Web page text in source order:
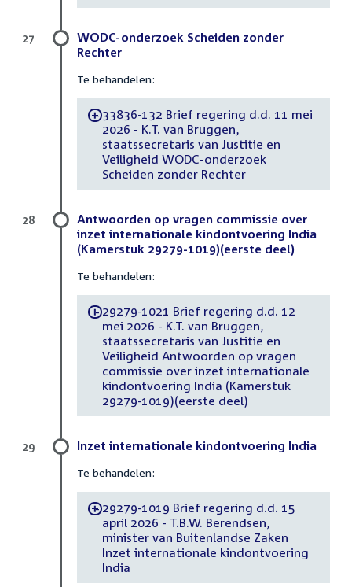
WODC-onderzoek Scheiden zonder
Rechter
Te behandelen:
-33836-132 Brief regering d.d. 11 mei
2026 - K.T. van Bruggen,
staatssecretaris van Justitie en
Veiligheid WODC-onderzoek
Scheiden zonder Rechter
27
Antwoorden op vragen commissie over
inzet internationale kindontvoering India
(Kamerstuk 29279-1019)(eerste deel)
Te behandelen:
-29279-1021 Brief regering d.d. 12
mei 2026 - K.T. van Bruggen,
staatssecretaris van Justitie en
Veiligheid Antwoorden op vragen
commissie over inzet internationale
kindontvoering India (Kamerstuk
29279-1019)(eerste deel)
28
Inzet internationale kindontvoering India
Te behandelen:
-29279-1019 Brief regering d.d. 15
april 2026 - T.B.W. Berendsen,
minister van Buitenlandse Zaken
Inzet internationale kindontvoering
India
29